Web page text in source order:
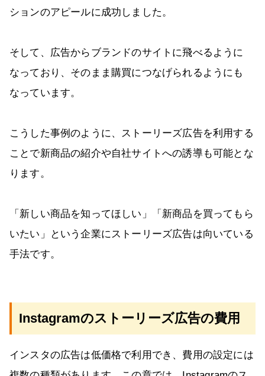
ションのアピールに成功しました。
そして、広告からブランドのサイトに飛べるように
なっており、そのまま購買につなげられるようにも
なっています。
こうした事例のように、ストーリーズ広告を利用する
ことで新商品の紹介や自社サイトへの誘導も可能とな
ります。
「新しい商品を知ってほしい」「新商品を買ってもら
いたい」という企業にストーリーズ広告は向いている
手法です。
Instagramのストーリーズ広告の費用
インスタの広告は低価格で利用でき、費用の設定には